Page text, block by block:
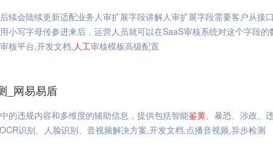
续会陆续更新适配业务人审扩展字段讲解人审扩展字段需要客户从接
小写字母传参进来后，运营人员就可以在SaaS审核系统对这个字段的
核平台,开发文档,人工审核模板高级配置
_网易易盾
的违规内容和多维度的辅助信息，提供包括智能鉴黄、暴恐、涉政、违
识别、人脸识别、音视频解决方案,开发文档,点播音视频,异步检测